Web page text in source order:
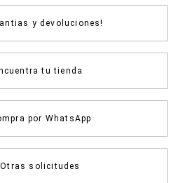
y devoluciones!
tu tienda
por WhatsApp
Otras solicitudes